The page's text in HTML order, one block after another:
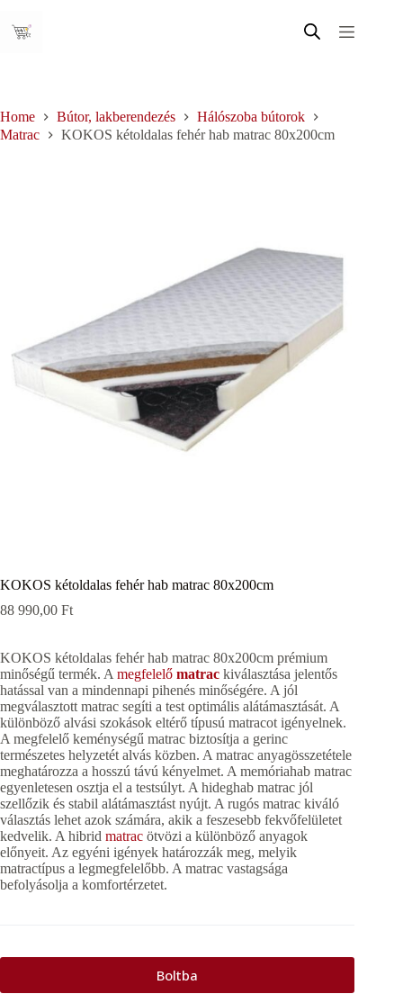
content
Home Bútor, lakberendezés
Hálószoba bútorok
Matrac
KOKOS kétoldalas fehér hab matrac 80x200cm
KOKOS kétoldalas fehér hab matrac 80x200cm
88 990,00 Ft
KOKOS kétoldalas fehér hab matrac 80x200cm prémium
minőségű termék. A megfelelő matrac kiválasztása jelentős
hatással van a mindennapi pihenés minőségére. A jól
megválasztott matrac segíti a test optimális alátámasztását. A
különböző alvási szokások eltérő típusú matracot igényelnek.
A megfelelő keménységű matrac biztosítja a gerinc
természetes helyzetét alvás közben. A matrac anyagösszetétele
meghatározza a hosszú távú kényelmet. A memóriahab matrac
egyenletesen osztja el a testsúlyt. A hideghab matrac jól
szellőzik és stabil alátámasztást nyújt. A rugós matrac kiváló
választás lehet azok számára, akik a feszesebb fekvőfelületet
kedvelik. A hibrid matrac ötvözi a különböző anyagok
előnyeit. Az egyéni igények határozzák meg, melyik
matractípus a legmegfelelőbb. A matrac vastagsága
befolyásolja a komfortérzetet.
Boltba